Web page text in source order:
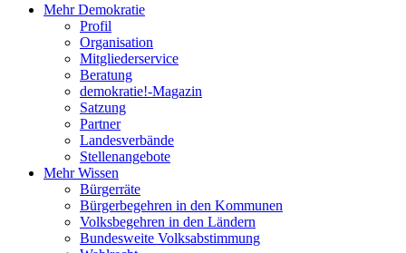
Mehr Demokratie
Profil
Organisation
Mitgliederservice
Beratung
demokratie!-Magazin
Satzung
Partner
Landesverbände
Stellenangebote
Mehr Wissen
Bürgerräte
Bürgerbegehren in den Kommunen
Volksbegehren in den Ländern
Bundesweite Volksabstimmung